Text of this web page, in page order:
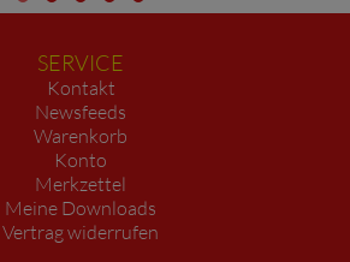
SERVICE
Kontakt
Newsfeeds
Warenkorb
Konto
Merkzettel
Meine Downloads
Vertrag widerrufen